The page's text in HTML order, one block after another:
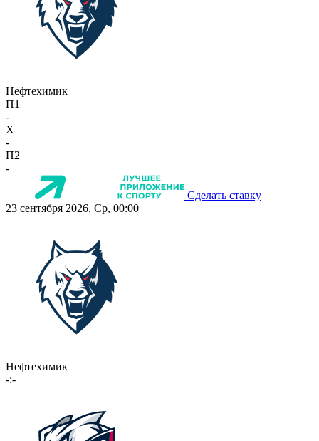
Нефтехимик
П1
-
X
-
П2
-
Сделать ставку
23 сентября 2026, Ср, 00:00
Нефтехимик
-:-